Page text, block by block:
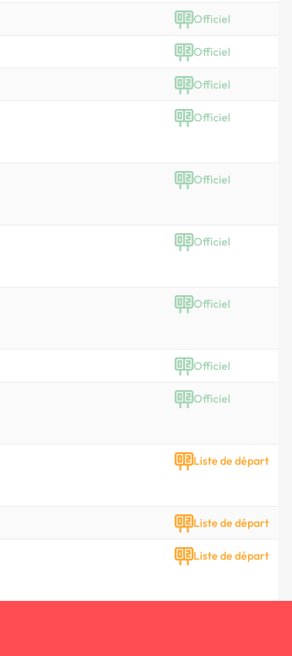
Officiel
Officiel
Officiel
Officiel
Officiel
Officiel
Officiel
Officiel
Officiel
Liste de départ
Liste de départ
Liste de départ